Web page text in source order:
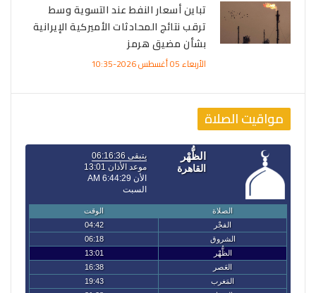
تباين أسعار النفط عند التسوية وسط
ترقب نتائج المحادثات الأميركية الإيرانية
بشأن مضيق هرمز
الأربعاء 05 أغسطس 2026-10:35
مواقيت الصلاة